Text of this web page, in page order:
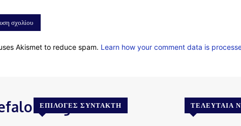
Akismet to reduce spam. Learn how your comment data is
ΕΠΙΛΟΓΈΣ ΣΥΝΤΆΚΤΗ ΤΕΛΕΥΤΑΊΑ